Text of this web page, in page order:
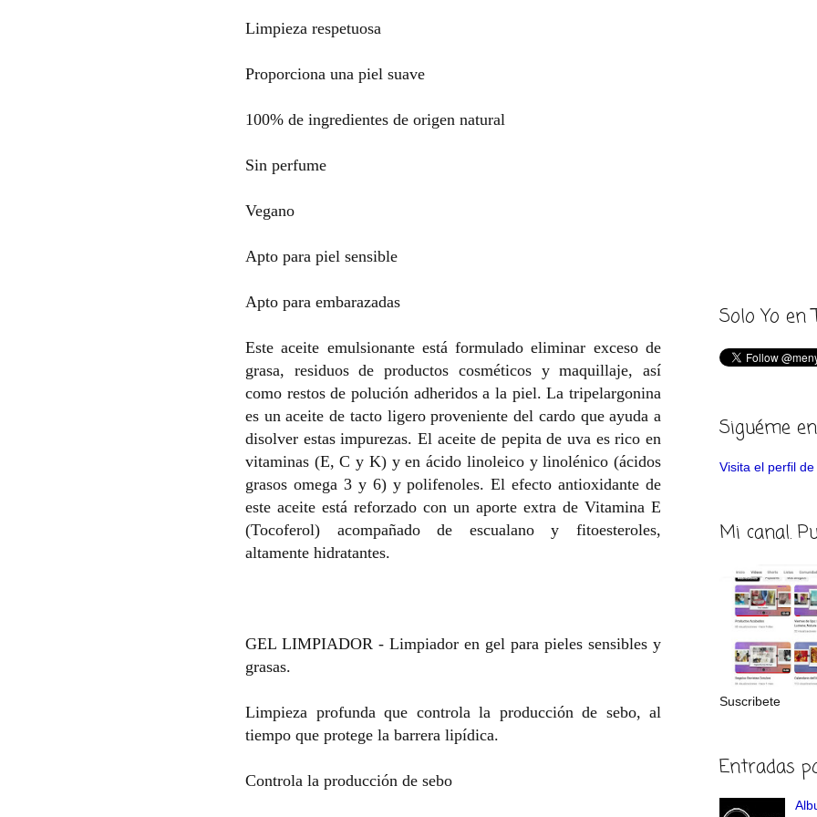
Limpieza respetuosa
Proporciona una piel suave
100% de ingredientes de origen natural
Sin perfume
Vegano
Apto para piel sensible
Apto para embarazadas
Este aceite emulsionante está formulado eliminar exceso de
grasa, residuos de productos cosméticos y maquillaje, así
como restos de polución adheridos a la piel. La tripelargonina
es un aceite de tacto ligero proveniente del cardo que ayuda a
disolver estas impurezas. El aceite de pepita de uva es rico en
vitaminas (E, C y K) y en ácido linoleico y linolénico (ácidos
grasos omega 3 y 6) y polifenoles. El efecto antioxidante de
este aceite está reforzado con un aporte extra de Vitamina E
(Tocoferol) acompañado de escualano y fitoesteroles,
altamente hidratantes.
GEL LIMPIADOR - Limpiador en gel para pieles sensibles y
grasas.
Limpieza profunda que controla la producción de sebo, al
tiempo que protege la barrera lipídica.
Controla la producción de sebo
Solo Yo en
Siguéme
Visita el perfil
Mi canal.
Suscribete
Entradas